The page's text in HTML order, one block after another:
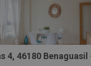
4, 46180 Benaguasil